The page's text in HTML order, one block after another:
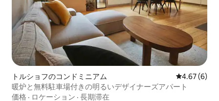
トルショフのコンドミニアム レビュー6
4.67 (6)
暖炉と無料駐車場付きの明るいデザイナーズアパート
価格 · ロケーション · 長期滞在